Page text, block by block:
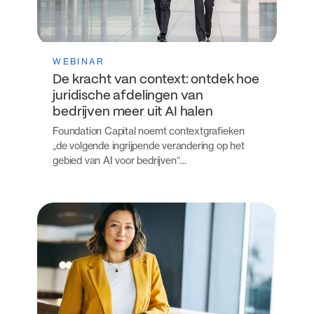
WEBINAR
De kracht van context: ontdek hoe
juridische afdelingen van
bedrijven meer uit AI halen
Foundation Capital noemt contextgrafieken
„de volgende ingrijpende verandering op het
gebied van AI voor bedrijven“…